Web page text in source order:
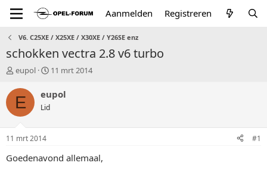
Aanmelden Registreren
V6. C25XE / X25XE / X30XE / Y26SE enz
schokken vectra 2.8 v6 turbo
T
p
a
r
eupol
S
a
r
u
11 mrt 2014
E eupol
Lid
11 mrt 2014 #1
Goedenavond allemaal,